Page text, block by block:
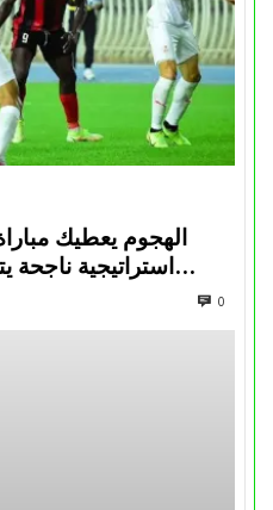
الهجوم يعطيك
استراتيجية ناجحة
0